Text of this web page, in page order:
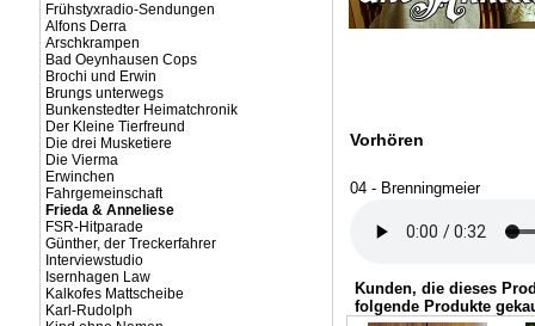
Frühstyxradio-Sendungen
Alfons Derra
Arschkrampen
Bad Oeynhausen Cops
Brochi und Erwin
Brungs unterwegs
Bunkenstedter Heimatchronik
Der Kleine Tierfreund
Die drei Musketiere
Die Vierma
Erwinchen
Fahrgemeinschaft
Frieda & Anneliese
FSR-Hitparade
Günther, der Treckerfahrer
Interviewstudio
Isernhagen Law
Kalkofes Mattscheibe
Karl-Rudolph
Vorhören
04 - Brenningmeier
Kunden, die dieses
folgende Produkte